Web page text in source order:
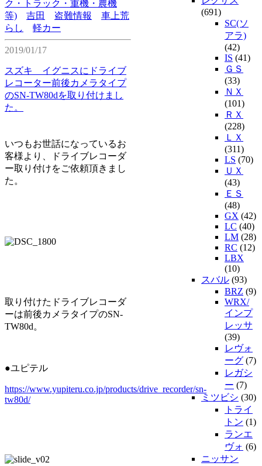
ク・トラック・重機・農機
等)
吉田 盗難情報
車上荒
らし
軽カー
2019/01/17
スズキ イグニスにドライブ
レコーター前後カメラタイプ
のSN-TW80dを取り付けまし
た。
いつもお世話になっているお
客様より、ドライブレコーダ
ー取り付けをご依頼頂きまし
た。
取り付けたドライブレコーダ
ーは前後カメラタイプのSN-
TW80d。
●ユピテル
https://www.yupiteru.co.jp/products/drive_recorder/sn-
tw80d/
(691)
SC(ソ
アラ)
(42)
IS (41)
ＧＳ
(33)
ＮＸ
(101)
ＲＸ
(228)
ＬＸ
(311)
LS (70)
ＵＸ
(43)
ＥＳ
(48)
GX (42)
LC (40)
LM (28)
RC (12)
LBX
(10)
スバル (93)
BRZ (9)
WRX/
インプ
レッサ
(39)
レヴォ
ーグ (7)
レガシ
ー (7)
ミツビシ (30)
トライ
トン (1)
ランエ
ヴォ (6)
ニッサン